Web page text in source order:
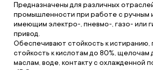
Предназначены для различных
промышленности при работе с ручным
имеющим электро-, пневмо-, газо- или
привод.
Обеспечивают стойкость к истиранию,
стойкость к кислотам до 80%, щелочам
маслам, воде, контакту с охлажденной